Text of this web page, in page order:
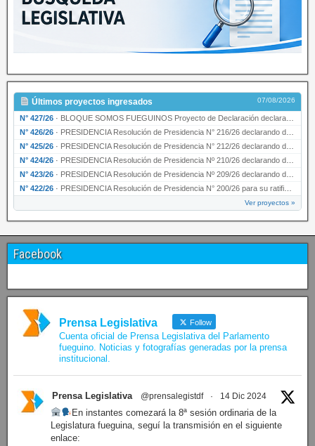
Últimos proyectos ingresados 07/08/2026
N° 427/26 · BLOQUE SOMOS FUEGUINOS Proyecto de Declaración declarando de interés provincial PRESIDENCI…
N° 426/26 · PRESIDENCIA Resolución de Presidencia N° 216/26 declarando de interés provincial la labor …
N° 425/26 · PRESIDENCIA Resolución de Presidencia N° 212/26 declarando de interés provincial el “50° A…
N° 424/26 · PRESIDENCIA Resolución de Presidencia Nº 210/26 declarando de interés provincial el proyec…
N° 423/26 · PRESIDENCIA Resolución de Presidencia Nº 209/26 declarando de interés provincial la presen…
N° 422/26 · PRESIDENCIA Resolución de Presidencia N° 200/26 para su ratificación.
Ver proyectos »
Facebook
Prensa Legislativa Follow
Cuenta oficial de Prensa Legislativa del Parlamento
fueguino. Noticias y fotografías generadas por la prensa
institucional.
Prensa Legislativa @prensalegistdf · 14 Dic 2024
En instantes comezará la 8ª sesión ordinaria de la
Legislatura fueguina, seguí la transmisión en el siguiente
enlace: